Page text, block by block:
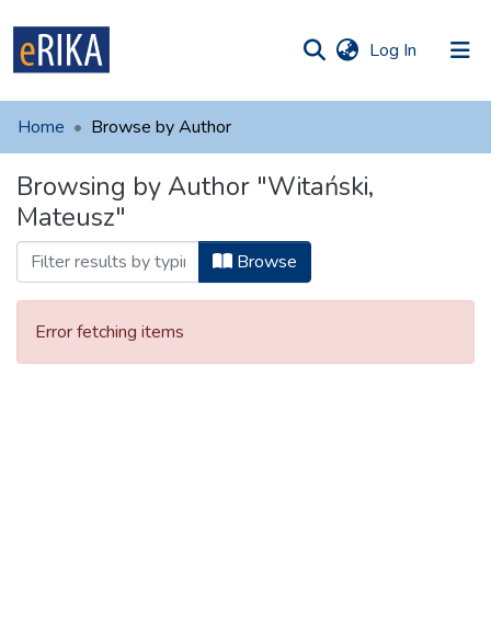
Log In (current)
UAFM
For authors
Help
Contact
Home Browse by Author
Browsing by Author "Witański,
Mateusz"
Browse
Error fetching items